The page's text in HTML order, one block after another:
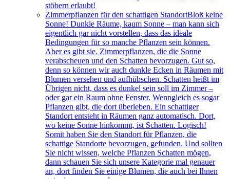
stöbern erlaubt!
Zimmerpflanzen für den schattigen StandortBloß keine
Sonne! Dunkle Räume, kaum Sonne – man kann sich
eigentlich gar nicht vorstellen, dass das ideale
Bedingungen für so manche Pflanzen sein können.
Aber es gibt sie. Zimmerpflanzen, die die Sonne
verabscheuen und den Schatten bevorzugen. Gut so,
denn so können wir auch dunkle Ecken in Räumen mit
Blumen versehen und aufhübschen. Schatten heißt im
Übrigen nicht, dass es dunkel sein soll im Zimmer –
oder gar ein Raum ohne Fenster. Wenngleich es sogar
Pflanzen gibt, die dort überleben. Ein schattiger
Standort entsteht in Räumen ganz automatisch. Dort,
wo keine Sonne hinkommt, ist Schatten. Logisch!
Somit haben Sie den Standort für Pflanzen, die
schattige Standorte bevorzugen, gefunden. Und sollten
Sie nicht wissen, welche Pflanzen Schatten mögen,
dann schauen Sie sich unsere Kategorie mal genauer
an, dort finden Sie einige Blumen, die auch bei Ihnen